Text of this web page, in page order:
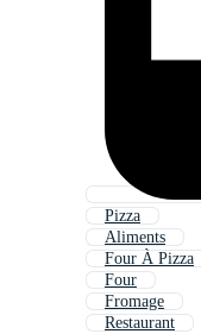
Pizza
Aliments
Four À Pizza
Four
Fromage
Restaurant